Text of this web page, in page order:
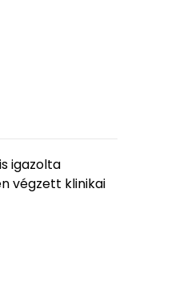
igazolta
végzett klinikai